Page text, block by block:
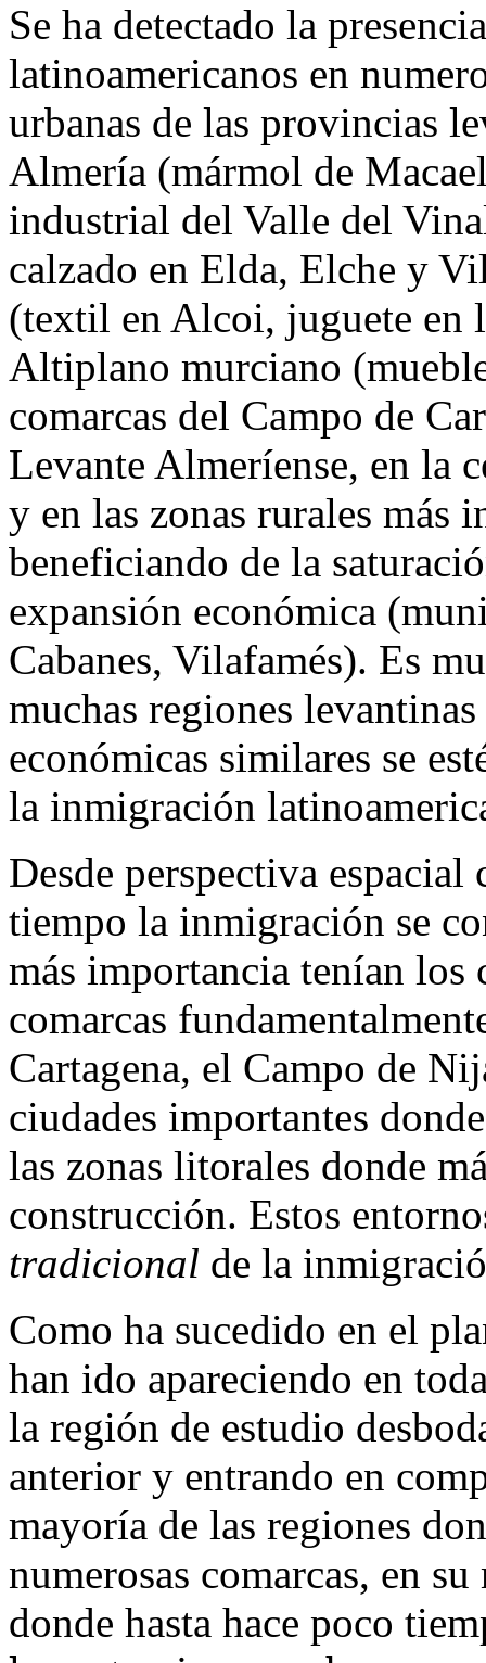
Se ha detectado la
latinoamericanos en
urbanas de las provincias
Almería (mármol de
industrial del Valle del
calzado en Elda, Elche y
(textil en Alcoi, juguete en
Altiplano murciano
comarcas del Campo de
Levante Almeríense, en la
y en las zonas rurales más
beneficiando de la
expansión económica
Cabanes, Vilafamés). Es
muchas regiones
económicas similares se
la inmigración
Desde perspectiva espacial
tiempo la inmigración se
más importancia tenían
comarcas
Cartagena, el Campo de
ciudades importantes
las zonas litorales donde
construcción. Estos
tradicional de la
Como ha sucedido en el
han ido apareciendo en
la región de estudio
anterior y entrando en
mayoría de las regiones
numerosas comarcas, en
donde hasta hace poco